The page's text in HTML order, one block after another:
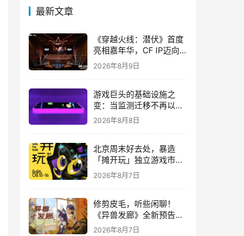
最新文章
《穿越火线：潜伏》首度
亮相嘉年华，CF IP迈向
3A叙事新高度
2026年8月9日
游戏巨头的基础设施之
变：当监测迁移不再以中
断为代价
2026年8月8日
北京周末好去处，暴造
「摊开玩」独立游戏市集
正式开票！
2026年8月7日
修剪皮毛，听些闲聊！
《异兽发廊》全新预告与
Steam免费试玩公开
2026年8月7日